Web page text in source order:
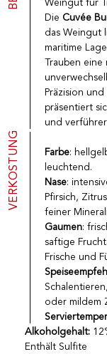
Promotionen
Neue Produkte
Sprache ändern
Weingut für
Die Cuvée
das Weingut
maritime
Trauben
Präzision
präsentiert
und
VERKOSTUNG Farbe:
leuchtend.
Nase:
Pfirsich,
feiner
Gaumen:
saftige
Frische und
oder mildem
Alkoholgehalt:
Enthält Sulfite